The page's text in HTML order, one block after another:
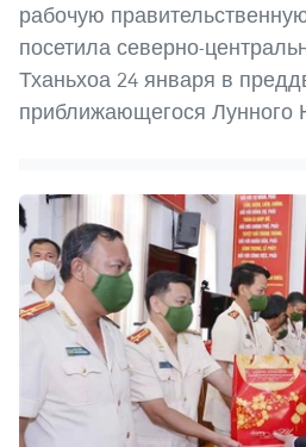
рабочую
посетила северно-
Тханьхоа 24 января в
приближающегося Лунного